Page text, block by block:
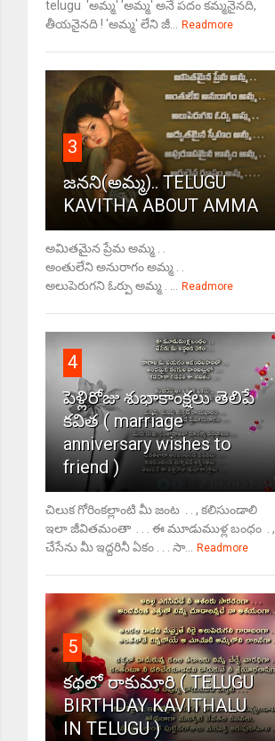
telugu 'అమ్మ' 'అమ్మ' అనే పదం కమ్మనైనది,
తీయనైనది ! 'అమ్మ' లేని జీ...
Readmore
3
జనని(అమ్మ).. TELUGU
KAVITHA ABOUT AMMA
అమితమైన ప్రేమ అమ్మ . .
అంతులేని అనురాగం అమ్మ . .
అలుపెరుగని ఓర్పు అమ్మ . ...
Readmore
4
పెళ్లిరోజు శుభాకాంక్షలు తెలిపే
కవిత ( marriage
anniversary wishes to
friend )
చిలుక గోరింకల్లాంటి మీ జంట . . , కలిసుండాలి
ఇలా జీవితమంతా . . . ఈ మూడుముళ్ల బంధం . ,
చేసేను మీ ఇద్దరినీ ఏకం . . . సా...
Readmore
5
కథలో రాకుమారి ( TELUGU
BIRTHDAY KAVITHALU
IN TELUGU )